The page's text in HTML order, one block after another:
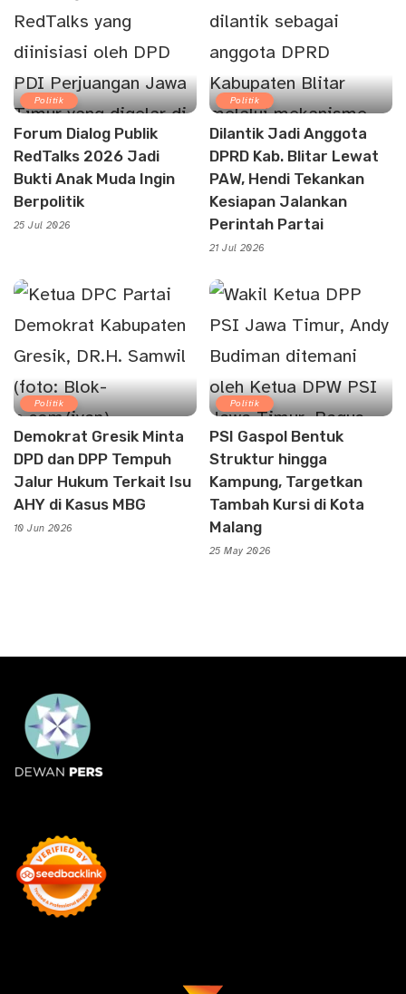
Politik
Forum Dialog Publik
RedTalks 2026 Jadi
Bukti Anak Muda Ingin
Berpolitik
25 Jul 2026
Politik
Dilantik Jadi Anggota
DPRD Kab. Blitar Lewat
PAW, Hendi Tekankan
Kesiapan Jalankan
Perintah Partai
21 Jul 2026
Politik
Demokrat Gresik Minta
DPD dan DPP Tempuh
Jalur Hukum Terkait Isu
AHY di Kasus MBG
10 Jun 2026
Politik
PSI Gaspol Bentuk
Struktur hingga
Kampung, Targetkan
Tambah Kursi di Kota
Malang
25 May 2026